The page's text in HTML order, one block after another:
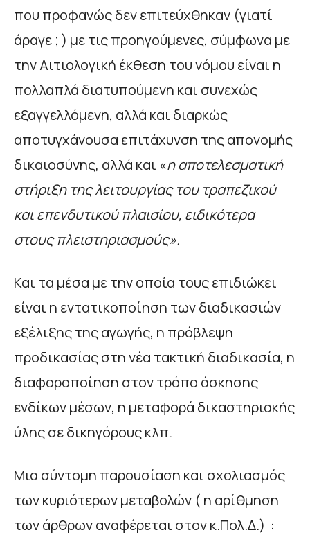
που προφανώς δεν επιτεύχθηκαν (γιατί
άραγε ; ) με τις προηγούμενες, σύμφωνα με
την Αιτιολογική έκθεση του νόμου είναι η
πολλαπλά διατυπούμενη και συνεχώς
εξαγγελλόμενη, αλλά και διαρκώς
αποτυγχάνουσα επιτάχυνση της απονομής
δικαιοσύνης, αλλά και «η αποτελεσματική
στήριξη της λειτουργίας του τραπεζικού
και επενδυτικού πλαισίου, ειδικότερα
στους πλειστηριασμούς».
Και τα μέσα με την οποία τους επιδιώκει
είναι η εντατικοποίηση των διαδικασιών
εξέλιξης της αγωγής, η πρόβλεψη
προδικασίας στη νέα τακτική διαδικασία, η
διαφοροποίηση στον τρόπο άσκησης
ενδίκων μέσων, η μεταφορά δικαστηριακής
ύλης σε δικηγόρους κλπ.
Μια σύντομη παρουσίαση και σχολιασμός
των κυριότερων μεταβολών ( η αρίθμηση
των άρθρων αναφέρεται στον κ.Πολ.Δ.) :